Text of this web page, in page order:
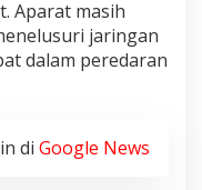
Aparat masih
jaringan
dalam peredaran
di Google News